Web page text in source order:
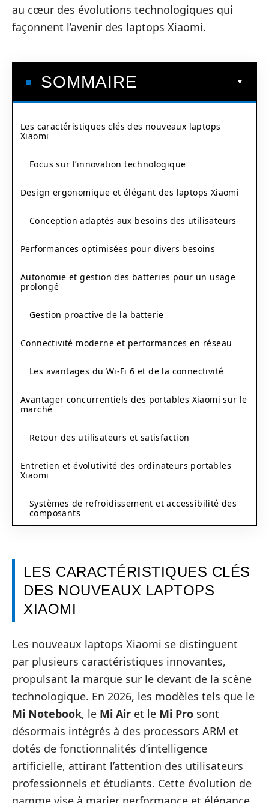
au cœur des évolutions technologiques qui
façonnent l’avenir des laptops Xiaomi.
SOMMAIRE
Les caractéristiques clés des nouveaux laptops
Xiaomi
Focus sur l’innovation technologique
Design ergonomique et élégant des laptops Xiaomi
Conception adaptés aux besoins des utilisateurs
Performances optimisées pour divers besoins
Autonomie et gestion des batteries pour un usage
prolongé
Gestion proactive de la batterie
Connectivité moderne et performances en réseau
Les avantages du Wi-Fi 6 et de la connectivité
Avantager concurrentiels des portables Xiaomi sur le
marché
Retour des utilisateurs et satisfaction
Entretien et évolutivité des ordinateurs portables
Xiaomi
Systèmes de refroidissement et accessibilité des
composants
LES CARACTÉRISTIQUES CLÉS
DES NOUVEAUX LAPTOPS
XIAOMI
Les nouveaux laptops Xiaomi se distinguent
par plusieurs caractéristiques innovantes,
propulsant la marque sur le devant de la scène
technologique. En 2026, les modèles tels que le
Mi Notebook, le Mi Air et le Mi Pro sont
désormais intégrés à des processors ARM et
dotés de fonctionnalités d’intelligence
artificielle, attirant l’attention des utilisateurs
professionnels et étudiants. Cette évolution de